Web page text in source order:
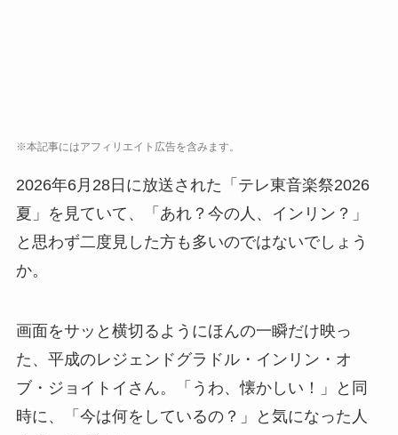
※本記事にはアフィリエイト広告を含みます。
2026年6月28日に放送された「テレ東音楽祭2026
夏」を見ていて、「あれ？今の人、インリン？」
と思わず二度見した方も多いのではないでしょう
か。
画面をサッと横切るようにほんの一瞬だけ映っ
た、平成のレジェンドグラドル・インリン・オ
ブ・ジョイトイさん。「うわ、懐かしい！」と同
時に、「今は何をしているの？」と気になった人